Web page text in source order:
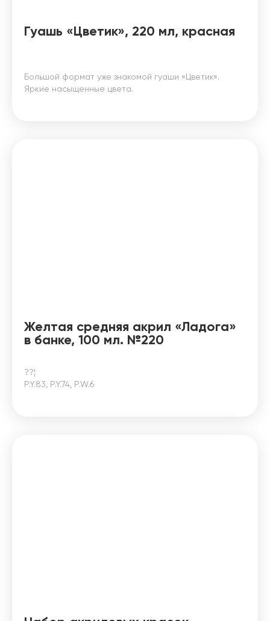
Гуашь «Цветик», 220 мл, красная
Большой формат уже знакомой гуаши «Цветик».
Яркие насыщенные цвета.
Желтая средняя акрил «Ладога»
в банке, 100 мл. №220
??¦
P.Y.83, P.Y.74, P.W.6